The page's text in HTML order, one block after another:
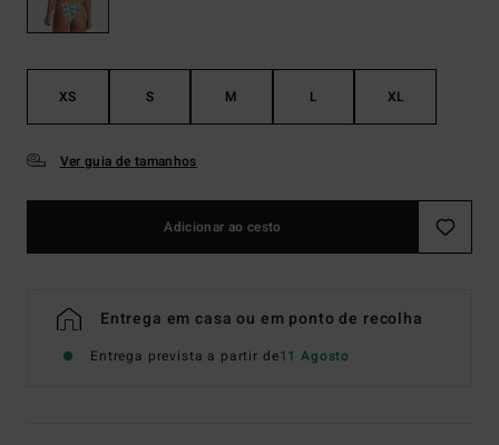
XS S M L XL
Ver guia de tamanhos
Adicionar ao cesto
Entrega em casa ou em ponto de recolha
Entrega prevista a partir de11 Agosto